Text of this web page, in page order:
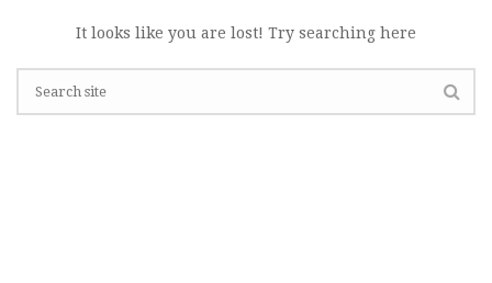
It looks like you are lost! Try searching here